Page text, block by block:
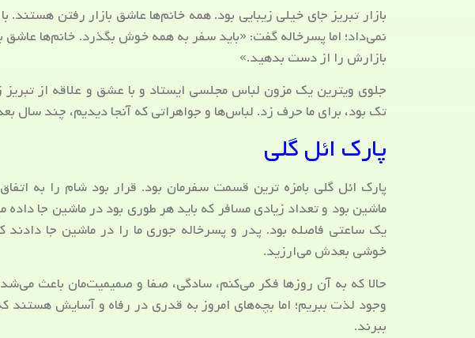
بازار تبریز جای خیلی زیبایی بود. همه خانم‌ها عاشق بازار رفتن هستند.
نمی‌داد؛ اما پسرخاله گفت: «باید سفر به همه خوش بگذرد. خانم‌ها عاشق
بازارش را از دست بدهید.»
جلوی ویترین یک مزون لباس مجلسی ایستاد و با عشق و علاقه از
تک بود، برای ما حرف زد. لباس‌ها و جواهراتی که آنجا دیدیم، چند سال
پارک ائل گلی
پارک ائل گلی بامزه ترین قسمت سفرمان بود. قرار بود شام را به
ماشین بود و تعداد زیادی مسافر که باید هر طوری بود در ماشین جا داده
یک ساعتی فاصله بود. پدر و پسرخاله جوری ما را در ماشین جا دادند
خوشی بعدش می‌ارزید.
حالا که به آن روزها فکر می‌کنم، سادگی، صفا و صمیمیت‌مان باعث
وجود لذت ببریم؛ اما بچه‌های امروز به قدری در رفاه و آسایش
ببرند.